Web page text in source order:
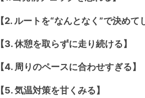
【2. ルートを“なんとなく”で決めて
【3. 休憩を取らずに走り続ける】
【4. 周りのペースに合わせすぎる】
【5. 気温対策を甘くみる】